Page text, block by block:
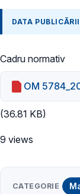
DATA PUBLICĂRII
Cadru normativ
OM
(36.81 KB)
9 views
CATEGORIE